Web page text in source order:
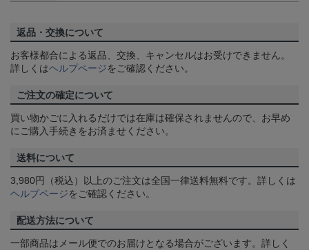
返品・交換について
お客様都合による返品、交換、キャンセルはお受けできません。
詳しくはヘルプページをご確認ください。
ご注文の確定について
買い物かごに入れるだけでは在庫は確保されませんので、お早め
にご購入手続きをお済ませください。
送料について
3,980円（税込）以上のご注文は全国一律送料無料です。詳しくは
ヘルプページをご確認ください。
配送方法について
一部商品はメール便でのお届けとなる場合がございます。詳しく